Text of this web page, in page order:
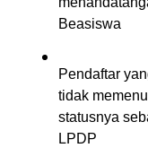
Beasiswa
Pendaftar
tidak
statusnya
LPDP